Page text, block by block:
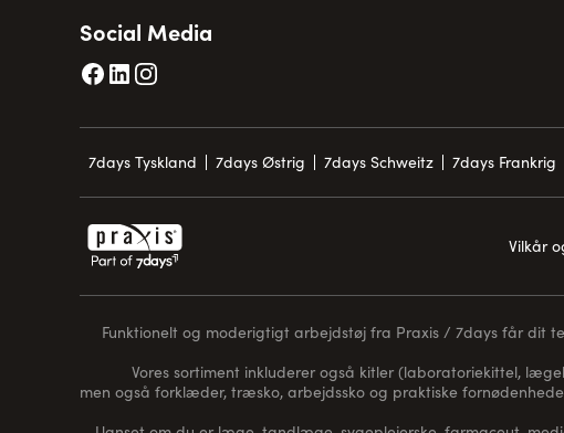
Social Media
7days Tyskland 7days Østrig 7days Schweitz 7days Frankrig
Vilkår
Funktionelt og moderigtigt arbejdstøj fra Praxis / 7days får dit
Vores sortiment inkluderer også kitler (laboratoriekittel,
men også forklæder, træsko, arbejdssko og praktiske